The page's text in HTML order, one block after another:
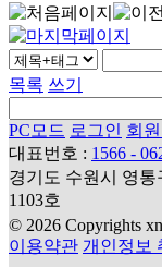
목록 쓰기
PC모드 로그인 회
대표번호 : 1566 -
경기도 수원시 영통
1103호
© 2026 Copyrights
이용약관 개인정보